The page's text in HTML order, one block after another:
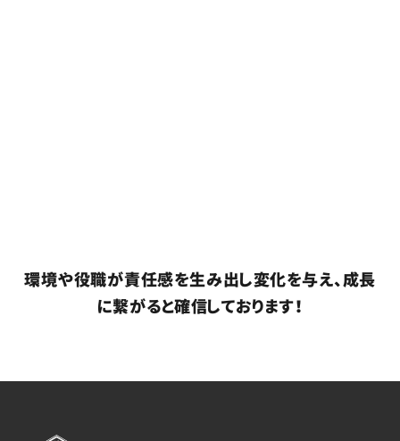
環境や役職が責任感を生み出し変化を与え、成長
に繋がると確信しております！